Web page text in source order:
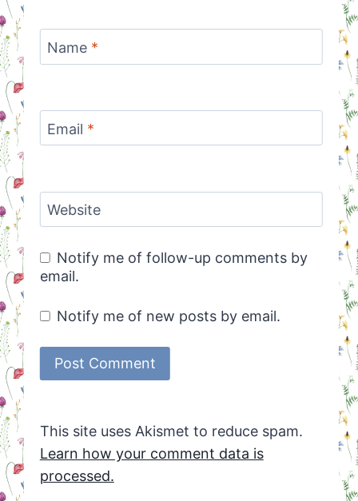
Name *
Email *
Website
Notify me of follow-up comments by
email.
Notify me of new posts by email.
This site uses Akismet to reduce spam.
Learn how your comment data is
processed.